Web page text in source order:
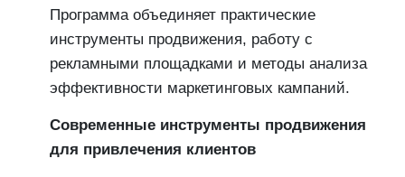
Программа объединяет практические
инструменты продвижения, работу с
рекламными площадками и методы анализа
эффективности маркетинговых кампаний.
Современные инструменты продвижения
для привлечения клиентов